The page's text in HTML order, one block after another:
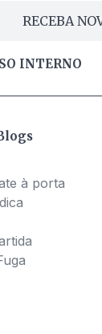
RECEBA
INTERNO
à porta